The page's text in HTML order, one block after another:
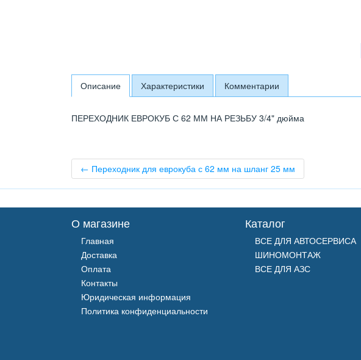
Описание Характеристики Комментарии
ПЕРЕХОДНИК ЕВРОКУБ С 62 ММ НА РЕЗЬБУ 3/4" дюйма
← Переходник для еврокуба с 62 мм на шланг 25 мм
О магазине
Главная
Доставка
Оплата
Контакты
Юридическая информация
Политика конфиденциальности
Каталог
ВСЕ ДЛЯ АВТОСЕРВИСА
ШИНОМОНТАЖ
ВСЕ ДЛЯ АЗС